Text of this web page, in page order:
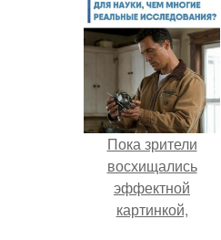
Пока зрители
восхищались
эффектной
картинкой,